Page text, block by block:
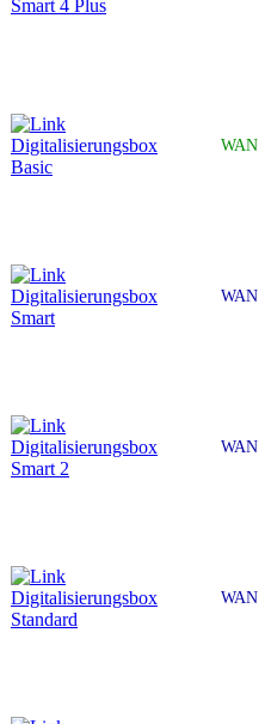
Smart 4 Plus
Digitalisierungsbox
Basic
WAN
Digitalisierungsbox
Smart
WAN
Digitalisierungsbox
Smart 2
WAN
Digitalisierungsbox
Standard
WAN